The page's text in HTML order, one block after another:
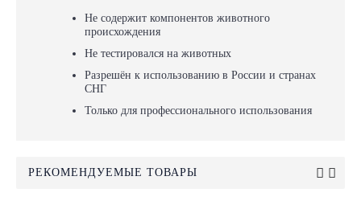
Не содержит компонентов животного
происхождения
Не тестировался на животных
Разрешён к использованию в России и странах
СНГ
Только для профессионального использования
РЕКОМЕНДУЕМЫЕ ТОВАРЫ